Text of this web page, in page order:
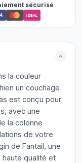
sécurisé
iDEAL
la couleur
un couchage
est conçu pour
avec une
la colonne
de votre
de Fantail, une
qualité et